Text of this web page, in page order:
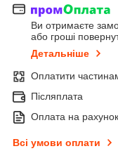
Ви отримаєте
або гроші
Детальніше
Оплатити
Післяплата
Оплата на рахунок
Всі умови оплати